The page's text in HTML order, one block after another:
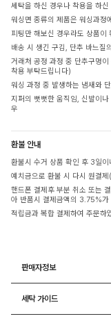
세탁을 하신 경우나 착용을 하
워싱면 종류의 제품은 워싱과정
피팅만 해보신 경우라도 상품이
배송 시 생긴 구김, 단추 바느질
거래처 공정 과정 중 단추구멍
착용 부탁드립니다)
워싱 과정 중 발생하는 냄새와
지퍼의 뻣뻣한 움직임, 신발이
우
환불 안내
환불시 수거 상품 확인 후 3일
예치금으로 환불 시 다시 원결
핸드폰 결제후 부분 취소 또는
아 반품시 결제금액의 3.75%가
적립금과 복합 결제하여 주문하
판매자정보
세탁 가이드